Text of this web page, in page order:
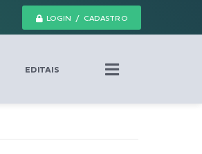
LOGIN / CADASTRO
EDITAIS